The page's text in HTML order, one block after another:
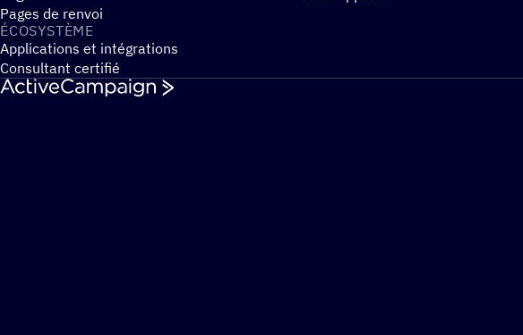
Pages de renvoi
ÉCOSYS­TÈME
Applications et intégrations
Consultant certifié